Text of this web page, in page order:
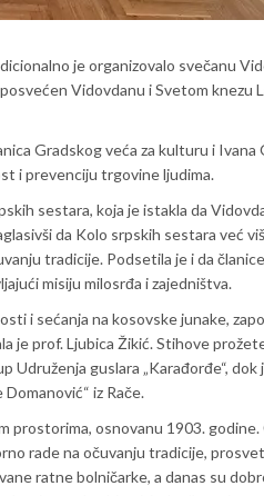
je organizovalo svečanu
Vidovdanu i Svetom knezu
Gradskog veća za kulturu i Ivana
i prevenciju trgovine ljudima.
sestara, koja je istakla da
da Kolo srpskih sestara već
tradicije. Podsetila je i da
misiju milosrđa i zajedništva.
i sećanja na kosovske junake,
je prof. Ljubica Žikić. Stihove
guslara „Karađorđe“, dok
iz Rače.
prostorima, osnovanu 1903. godine.
rade na očuvanju tradicije,
ratne bolničarke, a danas su